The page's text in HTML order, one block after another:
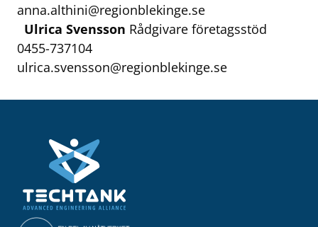
anna.althini@regionblekinge.se
Ulrica Svensson Rådgivare företagsstöd
0455-737104
ulrica.svensson@regionblekinge.se